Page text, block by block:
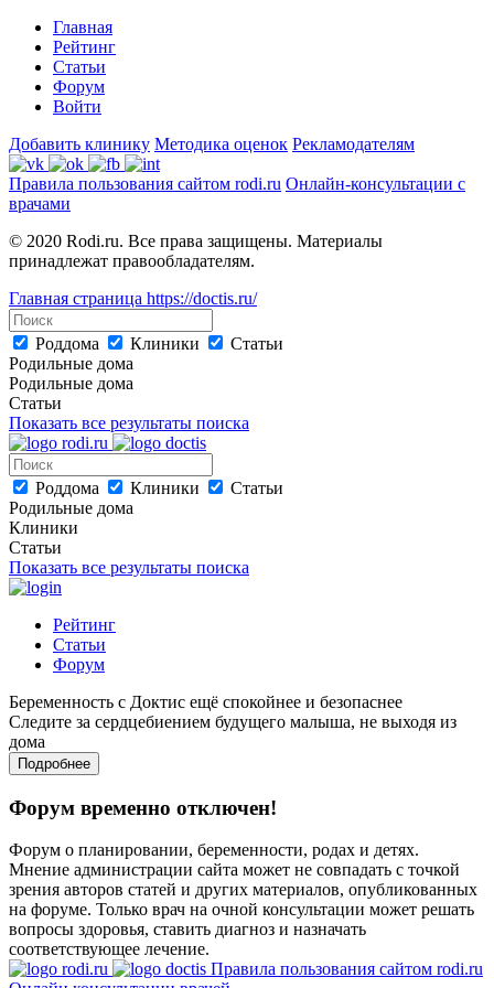
Главная
Рейтинг
Статьи
Форум
Войти
Добавить клинику Методика оценок Рекламодателям
Правила пользования сайтом rodi.ru Онлайн-консультации с
врачами
© 2020 Rodi.ru. Все права защищены. Материалы
принадлежат правообладателям.
Главная страница https://doctis.ru/
Роддома Клиники
Статьи
Родильные дома
Родильные дома
Статьи
Показать все результаты поиска
Роддома Клиники
Статьи
Родильные дома
Клиники
Статьи
Показать все результаты поиска
Рейтинг
Статьи
Форум
Беременность с Доктис ещё спокойнее и безопаснее
Следите за сердцебиением будущего малыша, не выходя из
дома
Подробнее
Форум временно отключен!
Форум о планировании, беременности, родах и детях.
Мнение администрации сайта может не совпадать с точкой
зрения авторов статей и других материалов, опубликованных
на форуме. Только врач на очной консультации может решать
вопросы здоровья, ставить диагноз и назначать
соответствующее лечение.
Правила пользования сайтом rodi.ru